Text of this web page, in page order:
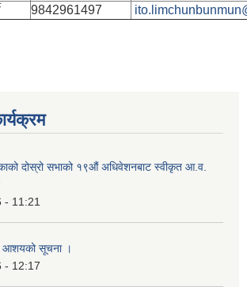
9842961497
दोस्रो सभाको १९औं अधिवेशनबाट स्वीकृत आ.व.
- 11:21
आशयको सूचना ।
- 12:17